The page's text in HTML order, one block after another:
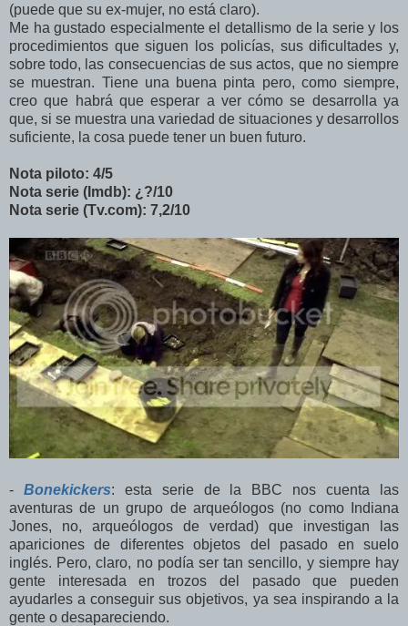
(puede que su ex-mujer, no está claro).
Me ha gustado especialmente el detallismo de la serie y los
procedimientos que siguen los policías, sus dificultades y,
sobre todo, las consecuencias de sus actos, que no siempre
se muestran. Tiene una buena pinta pero, como siempre,
creo que habrá que esperar a ver cómo se desarrolla ya
que, si se muestra una variedad de situaciones y desarrollos
suficiente, la cosa puede tener un buen futuro.
Nota piloto: 4/5
Nota serie (Imdb): ¿?/10
Nota serie (Tv.com): 7,2/10
- Bonekickers: esta serie de la BBC nos cuenta las
aventuras de un grupo de arqueólogos (no como Indiana
Jones, no, arqueólogos de verdad) que investigan las
apariciones de diferentes objetos del pasado en suelo
inglés. Pero, claro, no podía ser tan sencillo, y siempre hay
gente interesada en trozos del pasado que pueden
ayudarles a conseguir sus objetivos, ya sea inspirando a la
gente o desapareciendo.